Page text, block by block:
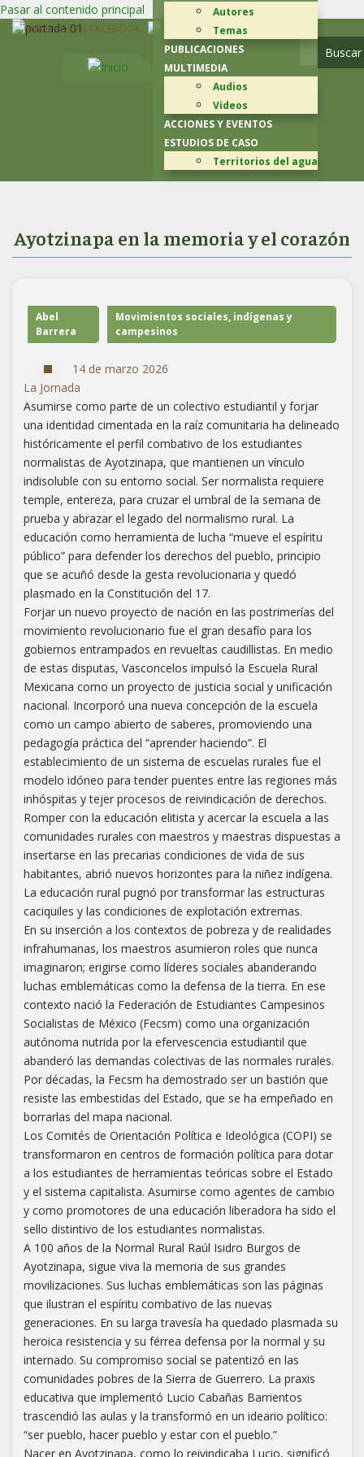
Pasar al contenido principal
Autores
Temas
PUBLICACIONES
MULTIMEDIA
Audios
Videos
ACCIONES Y EVENTOS
ESTUDIOS DE CASO
Territorios del agua
Ayotzinapa en la memoria y el corazón
Abel
Barrera
Movimientos sociales, indígenas y
campesinos
14 de marzo 2026
La Jornada
Asumirse como parte de un colectivo estudiantil y forjar
una identidad cimentada en la raíz comunitaria ha delineado
históricamente el perfil combativo de los estudiantes
normalistas de Ayotzinapa, que mantienen un vínculo
indisoluble con su entorno social. Ser normalista requiere
temple, entereza, para cruzar el umbral de la semana de
prueba y abrazar el legado del normalismo rural. La
educación como herramienta de lucha “mueve el espíritu
público” para defender los derechos del pueblo, principio
que se acuñó desde la gesta revolucionaria y quedó
plasmado en la Constitución del 17.
Forjar un nuevo proyecto de nación en las postrimerías del
movimiento revolucionario fue el gran desafío para los
gobiernos entrampados en revueltas caudillistas. En medio
de estas disputas, Vasconcelos impulsó la Escuela Rural
Mexicana como un proyecto de justicia social y unificación
nacional. Incorporó una nueva concepción de la escuela
como un campo abierto de saberes, promoviendo una
pedagogía práctica del “aprender haciendo”. El
establecimiento de un sistema de escuelas rurales fue el
modelo idóneo para tender puentes entre las regiones más
inhóspitas y tejer procesos de reivindicación de derechos.
Romper con la educación elitista y acercar la escuela a las
comunidades rurales con maestros y maestras dispuestas a
insertarse en las precarias condiciones de vida de sus
habitantes, abrió nuevos horizontes para la niñez indígena.
La educación rural pugnó por transformar las estructuras
caciquiles y las condiciones de explotación extremas.
En su inserción a los contextos de pobreza y de realidades
infrahumanas, los maestros asumieron roles que nunca
imaginaron; erigirse como líderes sociales abanderando
luchas emblemáticas como la defensa de la tierra. En ese
contexto nació la Federación de Estudiantes Campesinos
Socialistas de México (Fecsm) como una organización
autónoma nutrida por la efervescencia estudiantil que
abanderó las demandas colectivas de las normales rurales.
Por décadas, la Fecsm ha demostrado ser un bastión que
resiste las embestidas del Estado, que se ha empeñado en
borrarlas del mapa nacional.
Los Comités de Orientación Política e Ideológica (COPI) se
transformaron en centros de formación política para dotar
a los estudiantes de herramientas teóricas sobre el Estado
y el sistema capitalista. Asumirse como agentes de cambio
y como promotores de una educación liberadora ha sido el
sello distintivo de los estudiantes normalistas.
A 100 años de la Normal Rural Raúl Isidro Burgos de
Ayotzinapa, sigue viva la memoria de sus grandes
movilizaciones. Sus luchas emblemáticas son las páginas
que ilustran el espíritu combativo de las nuevas
generaciones. En su larga travesía ha quedado plasmada su
heroica resistencia y su férrea defensa por la normal y su
internado. Su compromiso social se patentizó en las
comunidades pobres de la Sierra de Guerrero. La praxis
educativa que implementó Lucio Cabañas Barrientos
trascendió las aulas y la transformó en un ideario político:
“ser pueblo, hacer pueblo y estar con el pueblo.”
Nacer en Ayotzinapa, como lo reivindicaba Lucio, significó